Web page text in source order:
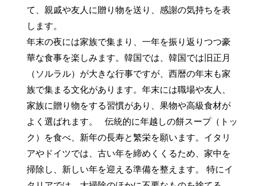
て、親戚や友人に贈り物を送り、感謝の気持ちを表
します。
年末の夜には家族で集まり、一年を振り返りつつ豪
華な食事を楽しみます。韓国では、韓国では旧正月
（ソルラル）が大きな行事ですが、西暦の年末も家
族で集まる文化があります。年末には職場や友人、
家族に贈り物をする習慣があり、果物や高級食材が
よく選ばれます。   伝統的に年越しの餅スープ（トッ
ク）を食べ、新年の長寿と繁栄を願います。イタリ
アやドイツでは、古い年を締めくくるため、家中を
掃除し、新しい年を迎える準備を整えます。 特にイ